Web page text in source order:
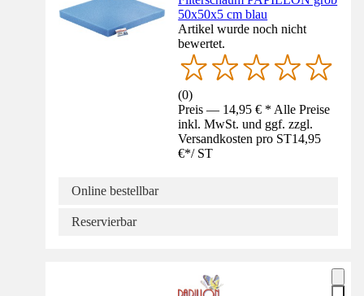
50x50x5 cm blau
Artikel wurde noch nicht
bewertet.
(0)
Preis — 14,95 € * Alle Preise
inkl. MwSt. und ggf. zzgl.
Versandkosten pro ST14,95
€*/ ST
Online bestellbar
Reservierbar